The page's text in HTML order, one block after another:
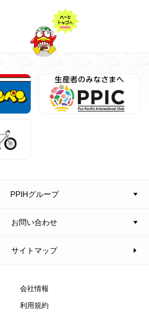
PPIHグループ
お問い合わせ
サイトマップ
会社情報
利用規約